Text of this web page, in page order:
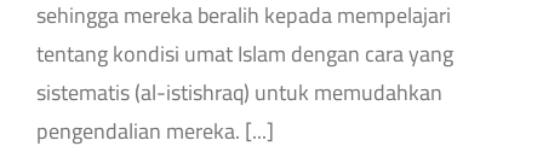
sehingga mereka beralih kepada mempelajari
tentang kondisi umat Islam dengan cara yang
sistematis (al-istishraq) untuk memudahkan
pengendalian mereka. [...]